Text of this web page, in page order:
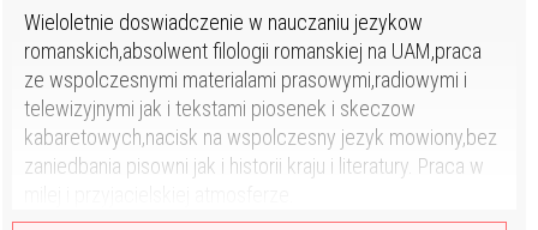
Wieloletnie doswiadczenie w nauczaniu jezykow
romanskich,absolwent filologii romanskiej na UAM,praca
ze wspolczesnymi materialami prasowymi,radiowymi i
telewizyjnymi jak i tekstami piosenek i skeczow
kabaretowych,nacisk na wspolczesny jezyk mowiony,bez
zaniedbania pisowni jak i historii kraju i literatury. Praca w